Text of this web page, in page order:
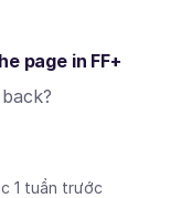
page in FF+
1 tuần trước